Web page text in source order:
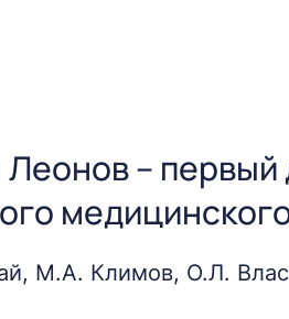
– первый
М.А. Климов, О.Л.